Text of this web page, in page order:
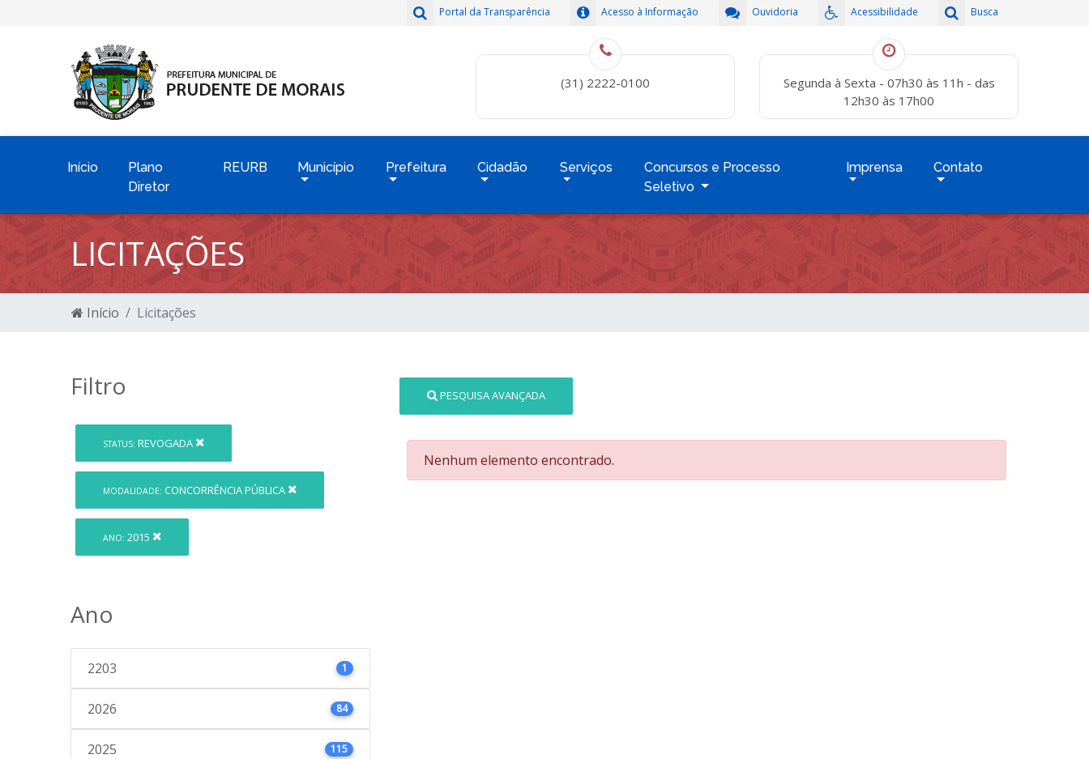
Busca
Acessibilidade
Ouvidoria
Acesso à Informação
Portal da Transparência
(31) 2222-0100
Segunda à Sexta - 07h30 às 11h - das
12h30 às 17h00
Início
Plano
Diretor
REURB Município Prefeitura Cidadão Serviços
Concursos e Processo
Seletivo
Imprensa Contato
LICITAÇÕES
Início Licitações
Filtro
STATUS: REVOGADA
MODALIDADE: CONCORRÊNCIA PÚBLICA
ANO: 2015
Ano
2203 1
2026 84
2025 115
PESQUISA AVANÇADA
Nenhum elemento encontrado.